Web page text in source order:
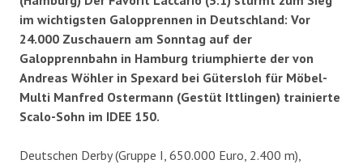
im wichtigsten Galopprennen in Deutschland: Vor
24.000 Zuschauern am Sonntag auf der
Galopprennbahn in Hamburg triumphierte der von
Andreas Wöhler in Spexard bei Gütersloh für Möbel-
Multi Manfred Ostermann (Gestüt Ittlingen) trainierte
Scalo-Sohn im IDEE 150.
Deutschen Derby (Gruppe I, 650.000 Euro, 2.400 m),